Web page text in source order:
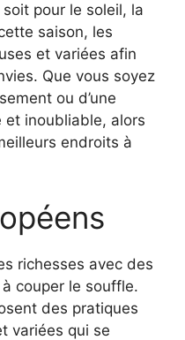
soit pour le soleil, la
saison, les
et variées afin
Que vous soyez
ou d’une
et inoubliable, alors
endroits à
richesses avec des
couper le souffle.
des pratiques
variées qui se